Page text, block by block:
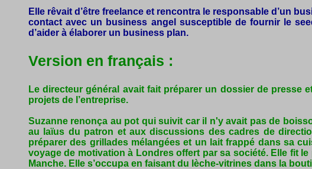
Elle rêvait d’être freelance et rencontra le responsable d’un
contact avec un business angel susceptible de fournir le
d’aider à élaborer un business plan.
Version en français :
Le directeur général avait fait préparer un dossier de
projets de l’entreprise.
Suzanne renonça au pot qui suivit car il n'y avait pas de
au laïus du patron et aux discussions des cadres de
préparer des grillades mélangées et un lait frappé dans sa
voyage de motivation à Londres offert par sa société. Elle fit
Manche. Elle s’occupa en faisant du lèche-vitrines dans la